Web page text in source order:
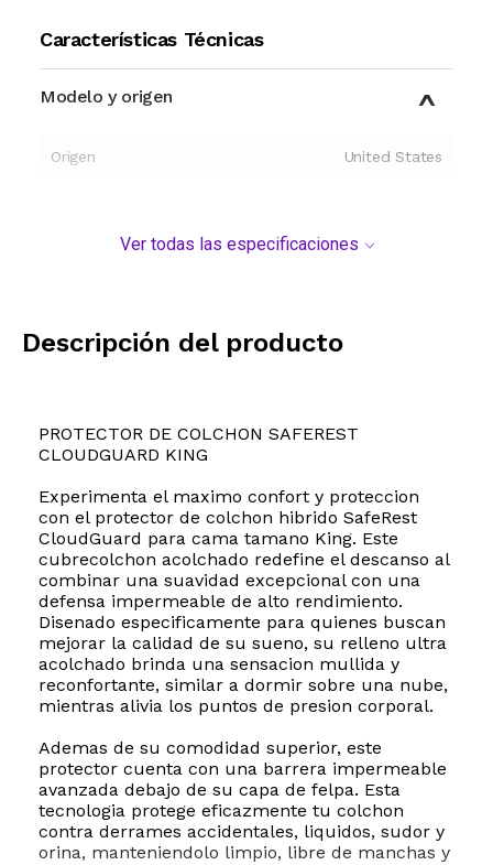
Características Técnicas
Modelo y origen
Origen United States
Ver todas las especificaciones
Descripción del producto
PROTECTOR DE COLCHON SAFEREST
CLOUDGUARD KING
Experimenta el maximo confort y proteccion
con el protector de colchon hibrido SafeRest
CloudGuard para cama tamano King. Este
cubrecolchon acolchado redefine el descanso al
combinar una suavidad excepcional con una
defensa impermeable de alto rendimiento.
Disenado especificamente para quienes buscan
mejorar la calidad de su sueno, su relleno ultra
acolchado brinda una sensacion mullida y
reconfortante, similar a dormir sobre una nube,
mientras alivia los puntos de presion corporal.
Ademas de su comodidad superior, este
protector cuenta con una barrera impermeable
avanzada debajo de su capa de felpa. Esta
tecnologia protege eficazmente tu colchon
contra derrames accidentales, liquidos, sudor y
orina, manteniendolo limpio, libre de manchas y